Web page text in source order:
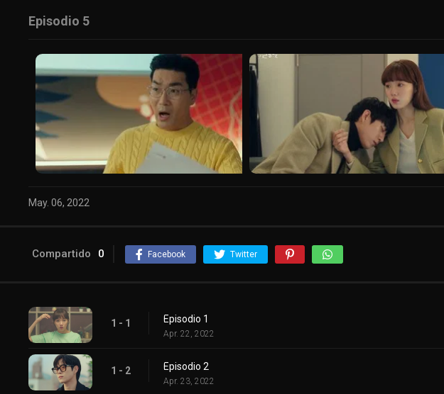
Episodio 5
May. 06, 2022
Compartido 0 Facebook Twitter
1 - 1 Episodio 1
Apr. 22, 2022
1 - 2 Episodio 2
Apr. 23, 2022